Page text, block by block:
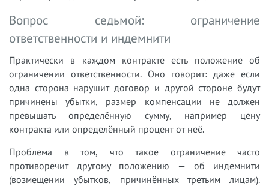
Вопрос седьмой: ограничение
ответственности и индемнити
Практически в каждом контракте есть положение об
ограничении ответственности. Оно говорит: даже если
одна сторона нарушит договор и другой стороне будут
причинены убытки, размер компенсации не должен
превышать определённую сумму, например цену
контракта или определённый процент от неё.
Проблема в том, что такое ограничение часто
противоречит другому положению — об индемнити
(возмещении убытков, причинённых третьим лицам).